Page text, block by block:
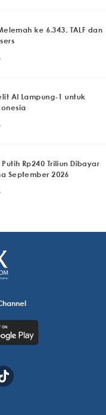
ke 6.343, TALF dan
AI Lampung-1 untuk
Rp240 Triliun Dibayar
September 2026